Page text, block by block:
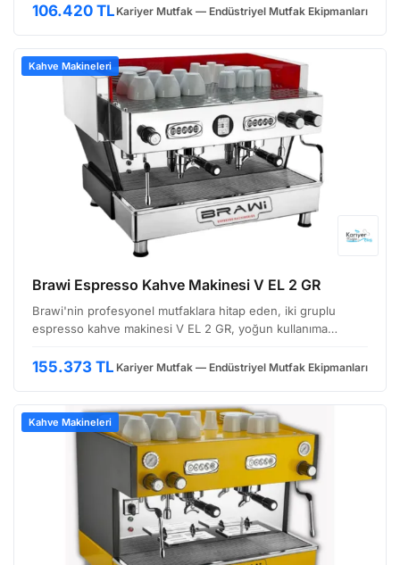
Tasarımıyla dikkat çeken bu model, hem estetik hem de fo…
106.420 TL Kariyer Mutfak — Endüstriyel Mutfak Ekipmanları
Kahve Makineleri
Brawi Espresso Kahve Makinesi V EL 2 GR
Brawi'nin profesyonel mutfaklara hitap eden, iki gruplu
espresso kahve makinesi V EL 2 GR, yoğun kullanıma
orta ölçekli kafelere, otellere veya restoranlara i…
155.373 TL Kariyer Mutfak — Endüstriyel Mutfak Ekipmanları
Kahve Makineleri